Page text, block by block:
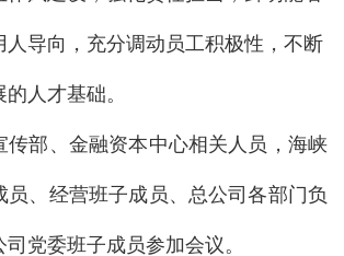
人导向，充分调动员工积极性，不断
人才基础。
部、金融资本中心相关人员，海峡
员、经营班子成员、总公司各部门负
党委班子成员参加会议。